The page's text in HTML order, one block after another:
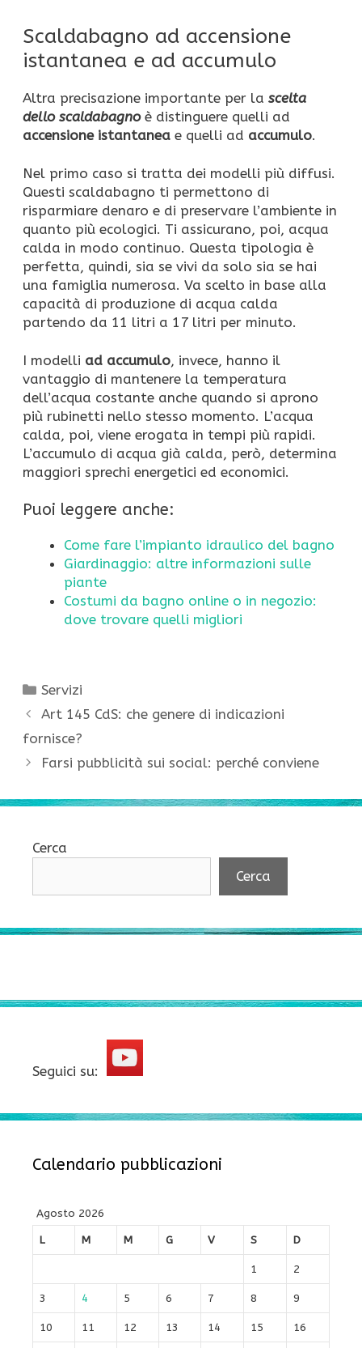
Scaldabagno ad accensione
istantanea e ad accumulo
Altra precisazione importante per la scelta
dello scaldabagnoè distinguere quelli ad
accensione istantanea e quelli ad accumulo.
Nel primo caso si tratta dei modelli più diffusi.
Questi scaldabagno ti permettono di
risparmiare denaro e di preservare l’ambiente in
quanto più ecologici. Ti assicurano, poi, acqua
calda in modo continuo. Questa tipologia è
perfetta, quindi, sia se vivi da solo sia se hai
una famiglia numerosa. Va scelto in base alla
capacità di produzione di acqua calda
partendo da 11 litri a 17 litri per minuto.
I modelli ad accumulo, invece, hanno il
vantaggio di mantenere la temperatura
dell’acqua costante anche quando si aprono
più rubinetti nello stesso momento. L’acqua
calda, poi, viene erogata in tempi più rapidi.
L’accumulo di acqua già calda, però, determina
maggiori sprechi energetici ed economici.
Puoi leggere anche:
Come fare l’impianto idraulico del bagno
Giardinaggio: altre informazioni sulle
piante
Costumi da bagno online o in negozio:
dove trovare quelli migliori
Categorie
Servizi
Art 145 CdS: che genere di indicazioni
fornisce?
Farsi pubblicità sui social: perché conviene
Cerca
Cerca
Seguici su:
Calendario pubblicazioni
Agosto 2026
L
M M G V S D
1 2
3 4 5 6 7 8 9
10 11 12 13 14 15 16